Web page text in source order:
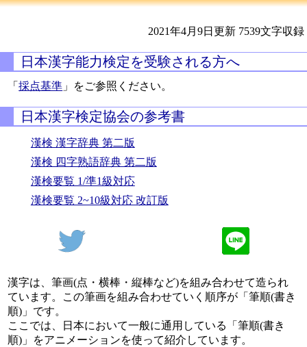
2021年4月9日更新 7539文字収録
日本漢字能力検定を受験される方へ
「採点基準 」をご参照ください。
日本漢字検定協会の参考書
漢検 漢字辞典 第二版
漢検 四字熟語辞典 第二版
漢検要覧 1/準1級対応
漢検要覧 2~10級対応 改訂版
漢字は、筆画(点・横棒・縦棒など)を組み合わせて造られ
ています。この筆画を組み合わせていく順序が「筆順(書き
順)」です。
ここでは、日本において一般に通用している「筆順(書き
順)」をアニメーションを使って紹介しています。